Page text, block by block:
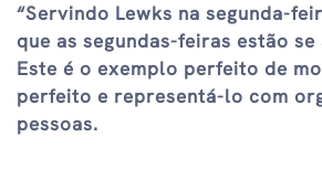
“Servindo Lewks na segunda-
que as segundas-feiras estão
Este é o exemplo perfeito de
perfeito e representá-lo com
pessoas.